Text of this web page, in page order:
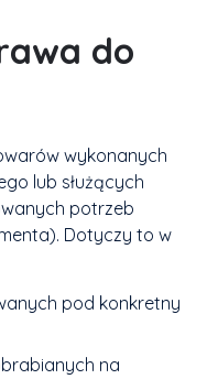
do
wykonanych
lub służących
potrzeb
Dotyczy to w
pod konkretny
na